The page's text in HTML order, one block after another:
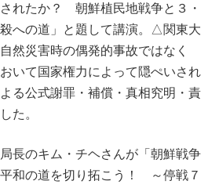
れたか？ 朝鮮植民地戦争と３・
への道」と題して講演。△関東大
然災害時の偶発的事故ではなく
いて国家権力によって隠ぺいされ
る公式謝罪・補償・真相究明・責
た。
長のキム・チヘさんが「朝鮮戦争
和の道を切り拓こう！ ～停戦７